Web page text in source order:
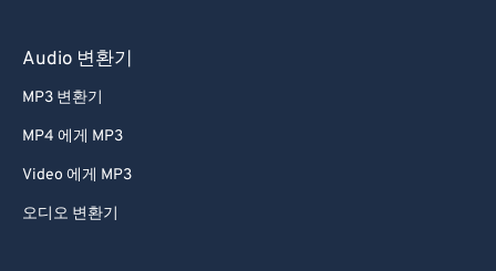
Audio 변환기
MP3 변환기
MP4 에게 MP3
Video 에게 MP3
오디오 변환기